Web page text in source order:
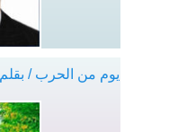
يوم من الحرب /